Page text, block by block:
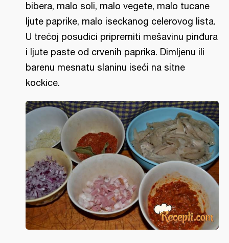
bibera, malo soli, malo vegete, malo tucane
ljute paprike, malo iseckanog celerovog lista.
U trećoj posudici pripremiti mešavinu pinđura
i ljute paste od crvenih paprika. Dimljenu ili
barenu mesnatu slaninu iseći na sitne
kockice.